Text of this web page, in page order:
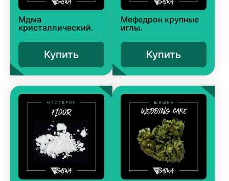
Мдма
кристаллический.
Купить
Мефедрон крупные
иглы.
Купить